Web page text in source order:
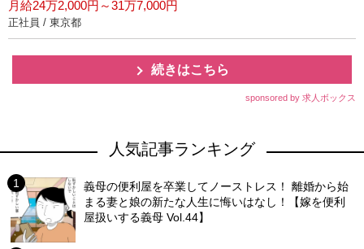
月給24万2,000円～31万7,000円
正社員 / 東京都
続きはこちら
sponsored by 求人ボックス
人気記事ランキング
義母の便利屋を卒業してノーストレス！ 離婚から始
まる妻と娘の新たな人生に悔いはなし！【嫁を便利
屋扱いする義母 Vol.44】